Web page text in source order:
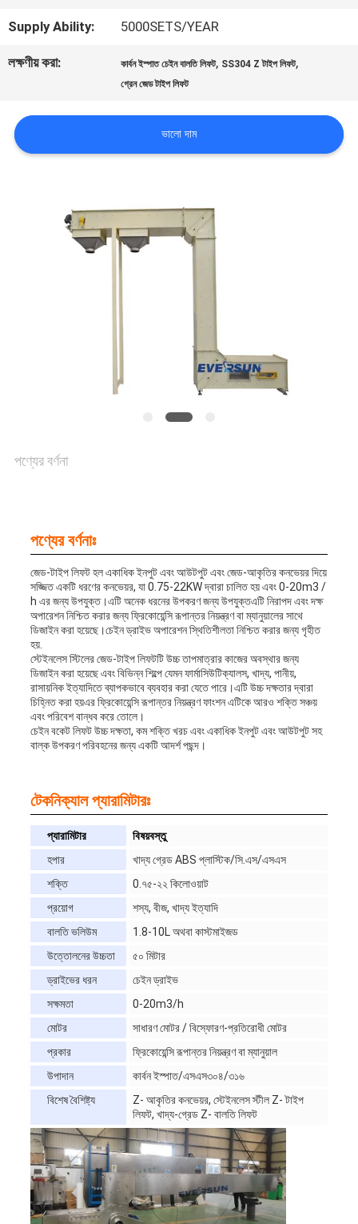
করুন
জন্য
সাইটম্যাপ
Supply Ability: 5000SETS/YEAR
লক্ষণীয় করা: কার্বন ইস্পাত চেইন বালতি লিফট, SS304 Z টাইপ লিফট,
গ্রেন জেড টাইপ লিফট
ভালো দাম
পণ্যের বর্ণনা
পণ্যের বর্ণনাঃ
জেড-টাইপ লিফট হল একাধিক ইনপুট এবং আউটপুট এবং জেড-আকৃতির কনভেয়র দিয়ে
সজ্জিত একটি ধরণের কনভেয়র, যা 0.75-22KW দ্বারা চালিত হয় এবং 0-20m3 /
h এর জন্য উপযুক্ত।এটি অনেক ধরনের উপকরণ জন্য উপযুক্তএটি নিরাপদ এবং দক্ষ
অপারেশন নিশ্চিত করার জন্য ফ্রিকোয়েন্সি রূপান্তর নিয়ন্ত্রণ বা ম্যানুয়ালের সাথে
ডিজাইন করা হয়েছে।চেইন ড্রাইভ অপারেশন স্থিতিশীলতা নিশ্চিত করার জন্য গৃহীত
হয়.
স্টেইনলেস স্টিলের জেড-টাইপ লিফটটি উচ্চ তাপমাত্রার কাজের অবস্থার জন্য
ডিজাইন করা হয়েছে এবং বিভিন্ন শিল্পে যেমন ফার্মাসিউটিক্যালস, খাদ্য, পানীয়,
রাসায়নিক ইত্যাদিতে ব্যাপকভাবে ব্যবহার করা যেতে পারে।এটি উচ্চ দক্ষতার দ্বারা
চিহ্নিত করা হয়এর ফ্রিকোয়েন্সি রূপান্তর নিয়ন্ত্রণ ফাংশন এটিকে আরও শক্তি সঞ্চয়
এবং পরিবেশ বান্ধব করে তোলে।
চেইন বকেট লিফট উচ্চ দক্ষতা, কম শক্তি খরচ এবং একাধিক ইনপুট এবং আউটপুট সহ
বাল্ক উপকরণ পরিবহনের জন্য একটি আদর্শ পছন্দ।
টেকনিক্যাল প্যারামিটারঃ
প্যারামিটার
বিষয়বস্তু
হপার
খাদ্য গ্রেড ABS প্লাস্টিক/সি.এস/এসএস
শক্তি
0.৭৫-২২ কিলোওয়াট
প্রয়োগ
শস্য, বীজ, খাদ্য ইত্যাদি
বালতি ভলিউম
1.8-10L অথবা কাস্টমাইজড
উত্তোলনের উচ্চতা
৫০ মিটার
ড্রাইভের ধরন
চেইন ড্রাইভ
সক্ষমতা
0-20m3/h
মোটর
সাধারণ মোটর / বিস্ফোরণ-প্রতিরোধী মোটর
প্রকার
ফ্রিকোয়েন্সি রূপান্তর নিয়ন্ত্রণ বা ম্যানুয়াল
উপাদান
কার্বন ইস্পাত/এসএস৩০৪/৩১৬
বিশেষ বৈশিষ্ট্য
Z- আকৃতির কনভেয়র, স্টেইনলেস স্টীল Z- টাইপ
লিফট, খাদ্য-গ্রেড Z- বালতি লিফট